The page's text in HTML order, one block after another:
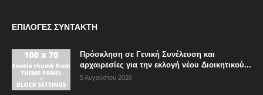
ΕΠΙΛΟΓΈΣ ΣΥΝΤΆΚΤΗ
Πρόσκληση σε Γενική Συνέλευση και
αρχαιρεσίες για την εκλογή νέου Διοικητικού...
5 Αυγούστου 2026